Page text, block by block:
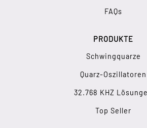
FAQs
PRODUKTE
Schwingquarze
Quarz-Oszillatoren
32.768 KHZ
Top Seller